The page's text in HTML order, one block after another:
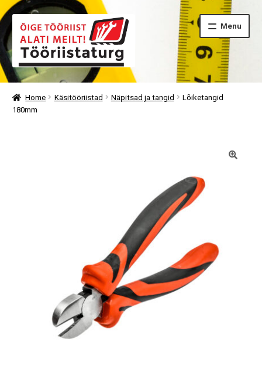
Skip
to
navigation
Skip
to
content
Menu
Home Käsitööriistad Näpitsad ja tangid
Lõiketangid
180mm